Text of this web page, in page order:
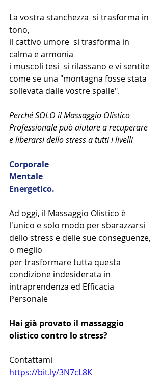
La vostra stanchezza  si trasforma in
tono,
il cattivo umore  si trasforma in
calma e armonia
i muscoli tesi  si rilassano e vi sentite
come se una "montagna fosse stata
sollevata dalle vostre spalle".
Perché SOLO il Massaggio Olistico
Professionale può aiutare a recuperare
e liberarsi dello stress a tutti i livelli
Corporale
Mentale
Energetico.
Ad oggi, il Massaggio Olistico è
l'unico e solo modo per sbarazzarsi
dello stress e delle sue conseguenze,
o meglio
per trasformare tutta questa
condizione indesiderata in
intraprendenza ed Efficacia
Personale
Hai già provato il massaggio
olistico contro lo stress?
Contattami
https://bit.ly/3N7cL8K